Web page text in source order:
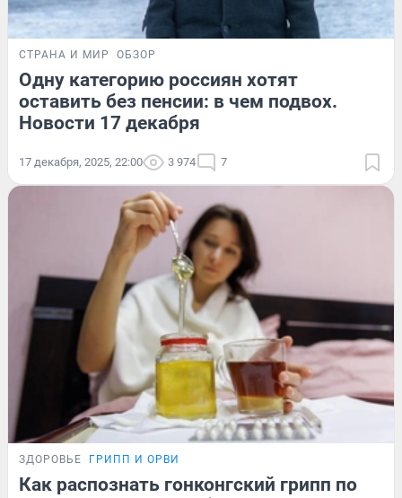
СТРАНА И МИР ОБЗОР
Одну категорию россиян хотят
оставить без пенсии: в чем подвох.
Новости 17 декабря
17 декабря, 2025, 22:00 3 974 7
ЗДОРОВЬЕ ГРИПП И ОРВИ
Как распознать гонконгский грипп по